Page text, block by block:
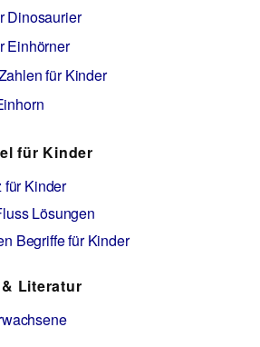
Dinosaurier
Einhörner
für Kinder
für Kinder
für Kinder
Lösungen
Begriffe für Kinder
Literatur